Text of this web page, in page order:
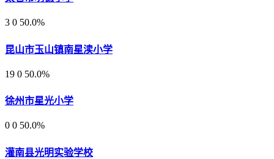
3 0 50.0%
昆山市玉山镇南星渎小学
19 0 50.0%
徐州市星光小学
0 0 50.0%
灌南县光明实验学校